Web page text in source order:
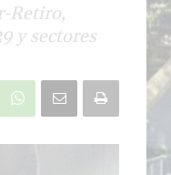
Retiro,
y sectores